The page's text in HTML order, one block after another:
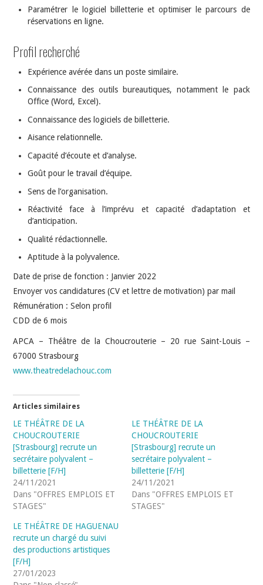
Paramétrer le logiciel billetterie et optimiser le parcours de
réservations en ligne.
Profil recherché
Expérience avérée dans un poste similaire.
Connaissance des outils bureautiques, notamment le pack
Office (Word, Excel).
Connaissance des logiciels de billetterie.
Aisance relationnelle.
Capacité d’écoute et d’analyse.
Goût pour le travail d’équipe.
Sens de l’organisation.
Réactivité face à l’imprévu et capacité d’adaptation et
d’anticipation.
Qualité rédactionnelle.
Aptitude à la polyvalence.
Date de prise de fonction : Janvier 2022
Envoyer vos candidatures (CV et lettre de motivation) par mail
Rémunération : Selon profil
CDD de 6 mois
APCA – Théâtre de la Choucrouterie – 20 rue Saint-Louis –
67000 Strasbourg
www.theatredelachouc.com
Articles similaires
LE THÉÂTRE DE LA
CHOUCROUTERIE
[Strasbourg] recrute un
secrétaire polyvalent –
billetterie [F/H]
24/11/2021
Dans "OFFRES EMPLOIS ET
STAGES"
LE THÉÂTRE DE LA
CHOUCROUTERIE
[Strasbourg] recrute un
secrétaire polyvalent –
billetterie [F/H]
24/11/2021
Dans "OFFRES EMPLOIS ET
STAGES"
LE THÉÂTRE DE HAGUENAU
recrute un chargé du suivi
des productions artistiques
[F/H]
27/01/2023